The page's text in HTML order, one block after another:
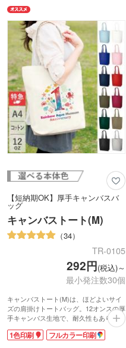
【短納期OK】厚手キャンバスバ
ッグ
キャンバストート(M)
34
TR-0105
292円(税込)～
最小発注数30個
キャンバストート(M)は、ほどよいサイ
ズの肩掛けトートバッグ。12オンスの厚
手キャンバス生地で、耐久性もあり中身
が透けて見えることがありません。豊富
なカラーバリエーションで、企業カラー
1色印刷 フルカラー印刷